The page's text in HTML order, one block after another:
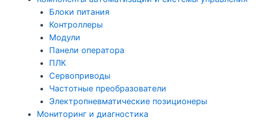
Блоки питания
Контроллеры
Модули
Панели оператора
ПЛК
Сервоприводы
Частотные преобразователи
Электропневматические позиционеры
Мониторинг и диагностика